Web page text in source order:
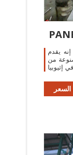
يقدم
من